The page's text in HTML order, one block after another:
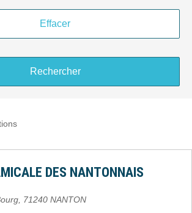
DES NANTONNAIS
71240 NANTON